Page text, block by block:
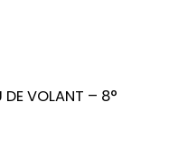
DE VOLANT – 8°